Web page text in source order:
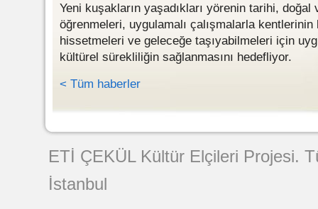
Yeni kuşakların yaşadıkları yörenin tarihi,
öğrenmeleri, uygulamalı çalışmalarla
hissetmeleri ve geleceğe taşıyabilmeleri için
kültürel sürekliliğin sağlanmasını hedefliyor.
< Tüm haberler
ETİ ÇEKÜL Kültür Elçileri Projesi.
İstanbul